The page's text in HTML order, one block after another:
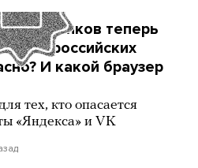
банков теперь
в российских
И какой браузер
тех, кто опасается
«Яндекса» и VK